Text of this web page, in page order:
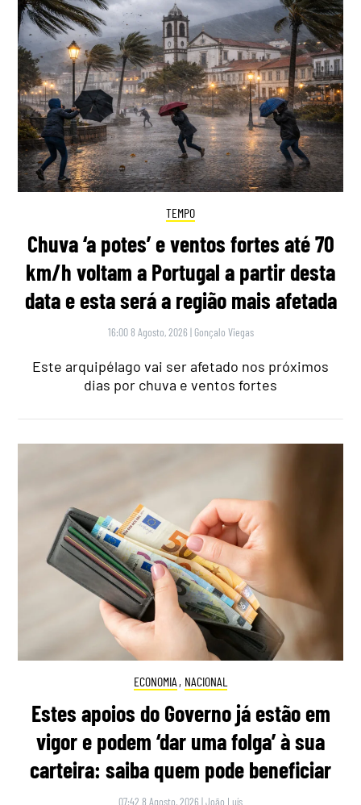
TEMPO
Chuva ‘a potes’ e ventos fortes até 70
km/h voltam a Portugal a partir desta
data e esta será a região mais afetada
16:00 8 Agosto, 2026 | Gonçalo Viegas
Este arquipélago vai ser afetado nos próximos
dias por chuva e ventos fortes
ECONOMIA , NACIONAL
Estes apoios do Governo já estão em
vigor e podem ‘dar uma folga’ à sua
carteira: saiba quem pode beneficiar
07:42 8 Agosto, 2026 |João Luís